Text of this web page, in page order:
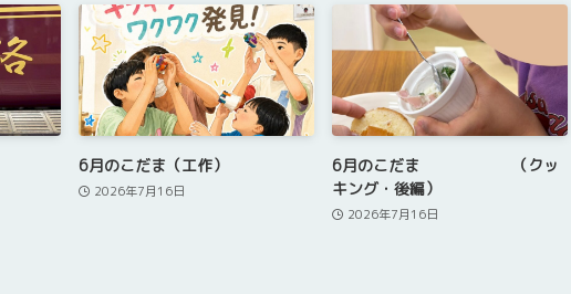
6月のこだま（工作）
2026年7月16日
6月のこだま （クッ
キング・後編）
2026年7月16日